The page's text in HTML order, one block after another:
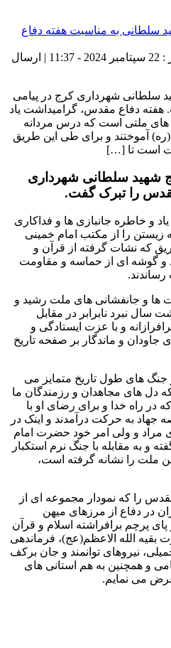
شناسه خبر : 1145 | تاریخ انتشار : 22 سپتامبر 2024 - 11:37 | ارسال
سلطانی شهرداری کرج در پیامی
دفاع مقدس، گرامیداشت یاد
های ملتی است که درس مردانه
آموختند و برای طی این طریق
است تا […]
شهید سلطانی شهرداری
را تبرک گفت.
و خاطره جانبازی ها و فداکاری
را از مکتب امام خمینی
که نشات گرفته از قرآن و
و گوشه ای از حماسه و مقاومت
رساندند.
ها و جانفشانی های ملت رشید و
نبرد نابرابر در مقابل
و با عزت ایستادگی و
و ماندگار بر صفحه تاریخ
جنگ های طول تاریخ متمایز می
دل های مجاهدان و رزمندگان ما
در راه خدا و برای رضای او با
جهاد به حرکت درآمدند و اینک در
مراد و ولی امر خود حضرت امام
و به مقابله با جنگ نرم استکبار
ملت را نشانه گرفته است،
را که نمودار مجموعه ای از
در دفاع از مرزهای میهن
پای پرچم برافراشته اسلام و قرآن
الله الاعظم(عج)، فرماندهی
نیروهای توانمند و جان برکف
و همچنین به هم استانی های
می نمایم.